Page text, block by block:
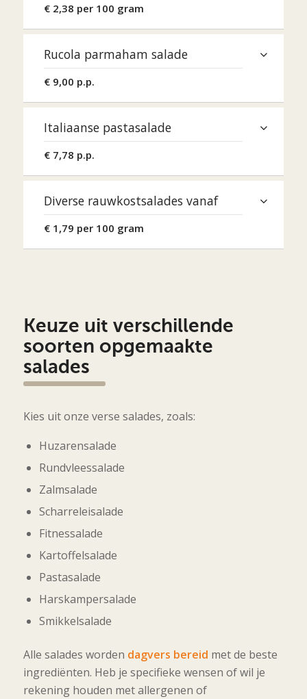
€ 2,38 per 100 gram
Rucola parmaham salade
€ 9,00 p.p.
Italiaanse pastasalade
€ 7,78 p.p.
Diverse rauwkostsalades vanaf
€ 1,79 per 100 gram
Keuze uit verschillende
soorten opgemaakte
salades
Kies uit onze verse salades, zoals:
Huzarensalade
Rundvleessalade
Zalmsalade
Scharreleisalade
Fitnessalade
Kartoffelsalade
Pastasalade
Harskampersalade
Smikkelsalade
Alle salades worden dagvers bereid met de beste
ingrediënten. Heb je specifieke wensen of wil je
rekening houden met allergenen of